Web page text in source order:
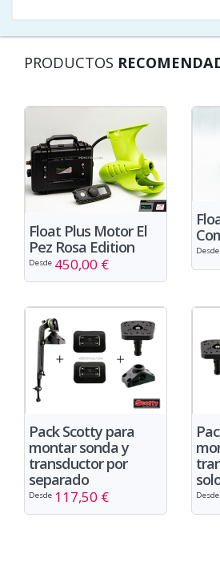
PRODUCTOS
Float Plus Motor El
Pez Rosa Edition
Desde 450,00 €
Desde
Pack Scotty para
montar sonda y
transductor por
separado
Desde 117,50 € Desde